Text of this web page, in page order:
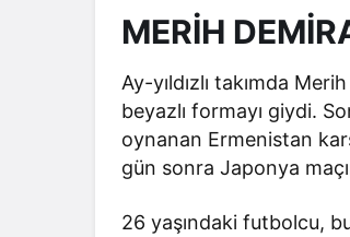
MERİH
Ay-yıldızlı takımda
beyazlı formayı giydi.
oynanan Ermenistan
gün sonra Japonya
26 yaşındaki futbolcu,